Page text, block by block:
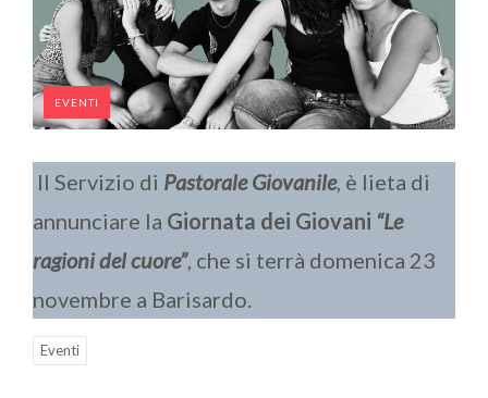
EVENTI
Il Servizio di Pastorale Giovanile, è lieta di
annunciare la Giornata dei Giovani “Le
ragioni del cuore”, che si terrà domenica 23
novembre a Barisardo.
Eventi